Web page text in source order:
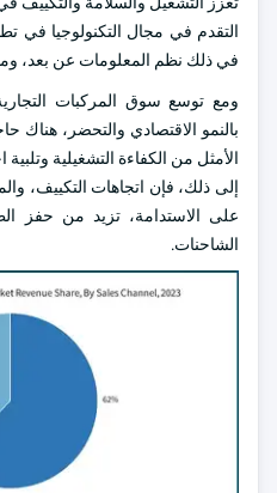
التقدم في مجال التكنولوجيا في
في ذلك نظم المعلومات عن بعد،
ومع توسع سوق المركبات
بالنمو الاقتصادي والتحضر، هناك
الأمثل من الكفاءة التشغيلية
إلى ذلك، فإن اتجاهات التكييف،
على الاستدامة، تزيد من حفز
الشاحنات.